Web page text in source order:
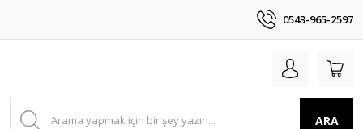
0543-965-2597
ARA